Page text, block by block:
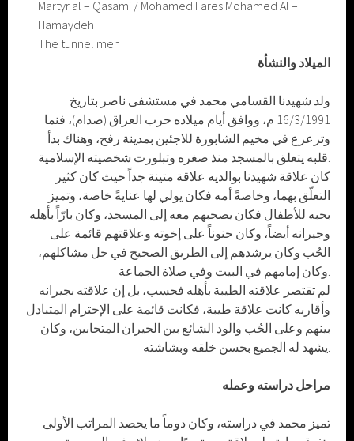
Martyr al – Qasami / Mohamed Fares Mohamed Al –
Hamaydeh
The tunnel men
الميلاد والنشأة
ولد شهيدنا القسامي محمد في مستشفى ناصر بتاريخ
16/3/1991 م، ووافق أيام ميلاده حرب العراق (صدام)، فنما
وترعرع في مخيم الشابورة للاجئين بمدينة رفح، وهناك بدأ
كان علاقة شهيدنا بوالديه علاقة متينة جداً حيث كان كثير
التعلّق بهما، وخاصةً أمه فكان يولي لها عنايةً خاصة، وتميز
بحبه للأطفال فكان يصحبهم معه إلى المسجد، وكان بارّاً بأهله
وجيرانه أيضاً، وكان حنوناً على إخوته وعلاقتهم قائمة على
الحُب وكان يرشدهم إلى الطريق الصحيح في حل مشاكلهم،
لم تقتصر علاقته الطيبة بأهله فحسب، بل إن علاقته بجيرانه
وأقاربه كانت علاقة طيبة، فكانت قائمة على الإحترام المتبادل
بينهم وعلى الحُب والود الشائع بين الحيران المتحابين، وكان
مراحل دراسته وعمله
تميز محمد في دراسته، وكان دوماً ما يحصد المراتب الأولى